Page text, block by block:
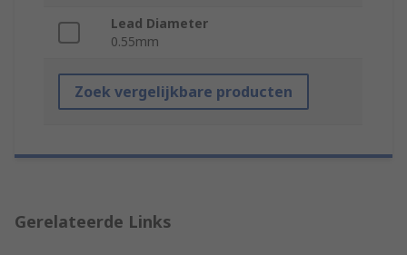
Lead Diameter
0.55mm
Zoek vergelijkbare producten
Gerelateerde Links